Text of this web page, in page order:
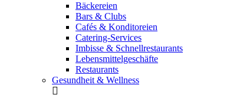
Bäckereien
Bars & Clubs
Cafés & Konditoreien
Catering-Services
Imbisse & Schnellrestaurants
Lebensmittelgeschäfte
Restaurants
Gesundheit & Wellness